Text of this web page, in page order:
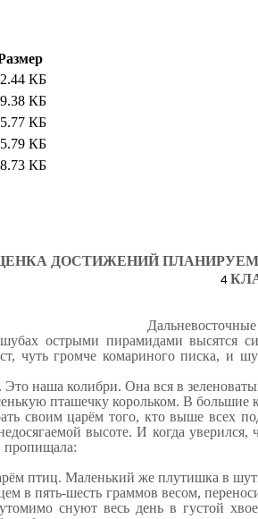
КБ
КБ
КБ
КБ
КБ
ДОСТИЖЕНИЙ
острыми пирамидами высятся
чуть громче комариного писка, и
наша колибри. Она вся в
пташечку корольком. В большие
своим царём того, кто выше всех
высоте. И когда
пропищала:
птиц. Маленький же плутишка в
в пять-шесть граммов весом,
снуют весь день в густой